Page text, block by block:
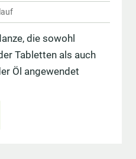
die sowohl
Tabletten als auch
Öl angewendet